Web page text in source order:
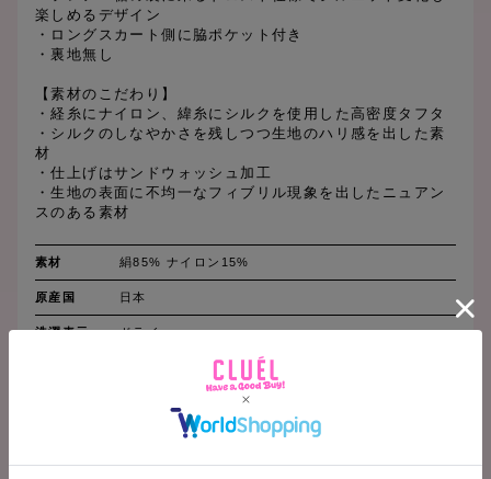
楽しめるデザイン
・ロングスカート側に脇ポケット付き
・裏地無し
【素材のこだわり】
・経糸にナイロン、緯糸にシルクを使用した高密度タフタ
・シルクのしなやかさを残しつつ生地のハリ感を出した素
材
・仕上げはサンドウォッシュ加工
・生地の表面に不均一なフィブリル現象を出したニュアン
スのある素材
素材 絹85% ナイロン15%
原産国 日本
洗濯表示 ドライ